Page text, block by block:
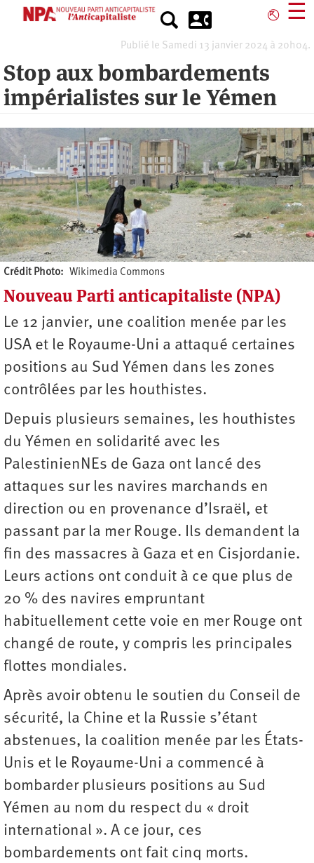
⎋ ☰
Publié le Samedi 13 janvier 2024 à 20h04.
Stop aux bombardements
impérialistes sur le Yémen
Crédit Photo
Wikimedia Commons
Auteur
Nouveau Parti anticapitaliste (NPA)
Le 12 janvier, une coalition menée par les
USA et le Royaume-Uni a attaqué certaines
positions au Sud Yémen dans les zones
contrôlées par les houthistes.
Depuis plusieurs semaines, les houthistes
du Yémen en solidarité avec les
PalestinienNEs de Gaza ont lancé des
attaques sur les navires marchands en
direction ou en provenance d’Israël, et
passant par la mer Rouge. Ils demandent la
fin des massacres à Gaza et en Cisjordanie.
Leurs actions ont conduit à ce que plus de
20 % des navires empruntant
habituellement cette voie en mer Rouge ont
changé de route, y compris les principales
flottes mondiales.
Après avoir obtenu le soutien du Conseil de
sécurité, la Chine et la Russie s’étant
abstenues, la coalition menée par les États-
Unis et le Royaume-Uni a commencé à
bombarder plusieurs positions au Sud
Yémen au nom du respect du « droit
international ». A ce jour, ces
bombardements ont fait cinq morts.